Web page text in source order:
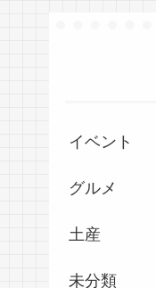
イベント
グルメ
土産
未分類